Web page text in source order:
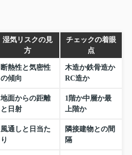
湿気リスクの見
方
チェックの着眼
点
断熱性と気密性
の傾向
木造か鉄骨造か
RC造か
地面からの距離
と日射
1階か中層か最
上階か
風通しと日当た
り
隣接建物との間
隔